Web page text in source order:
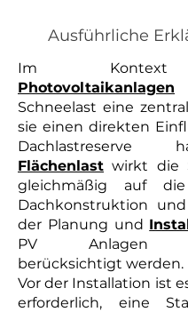
Ausführliche
Im
Photovoltaikanlagen
Schneelast eine
sie einen direkten
Flächenlast wirkt die
gleichmäßig auf
Dachkonstruktion
der Planung und
PV Anlagen
berücksichtigt werden.
Vor der Installation ist
erforderlich, eine